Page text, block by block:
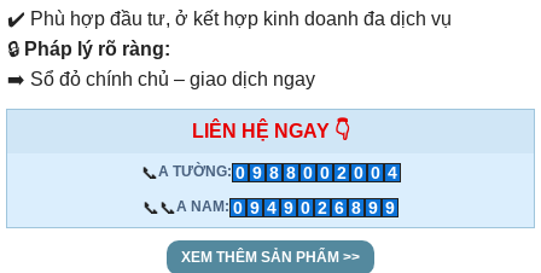
✔️ Phù hợp đầu tư, ở kết hợp kinh doanh đa dịch vụ
🔒 Pháp lý rõ ràng:
➡️ Sổ đỏ chính chủ – giao dịch ngay
LIÊN HỆ NGAY 👇
📞A TƯỜNG: 0 9 8 8 0 0 2 0 0 4
📞📞A NAM: 0 9 4 9 0 2 6 8 9 9
XEM THÊM SẢN PHẨM >>